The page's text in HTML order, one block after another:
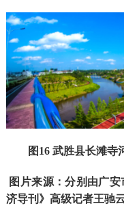
图16 武胜县长滩
图片来源：分别由广
济导刊》高级记者王驰